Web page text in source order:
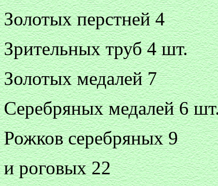
Золотых перстней 4
Зрительных труб 4 шт.
Золотых медалей 7
Серебряных медалей 6
Рожков серебряных 9
и роговых 22